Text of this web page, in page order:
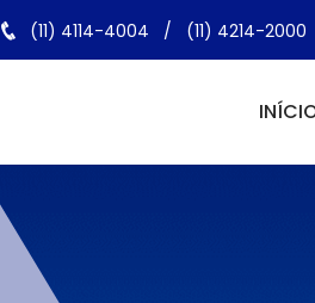
(11) 4114-4004 / (11) 4214-2000